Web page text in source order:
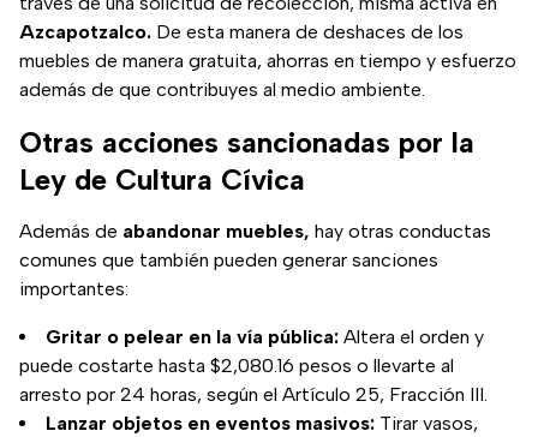
Azcapotzalco. De esta manera de deshaces de los
muebles de manera gratuita, ahorras en tiempo y esfuerzo
además de que contribuyes al medio ambiente.
Otras acciones sancionadas por la
Ley de Cultura Cívica
Además de abandonar muebles, hay otras conductas
comunes que también pueden generar sanciones
importantes:
Gritar o pelear en la vía pública: Altera el orden y
puede costarte hasta $2,080.16 pesos o llevarte al
arresto por 24 horas, según el Artículo 25, Fracción III.
Lanzar objetos en eventos masivos: Tirar vasos,